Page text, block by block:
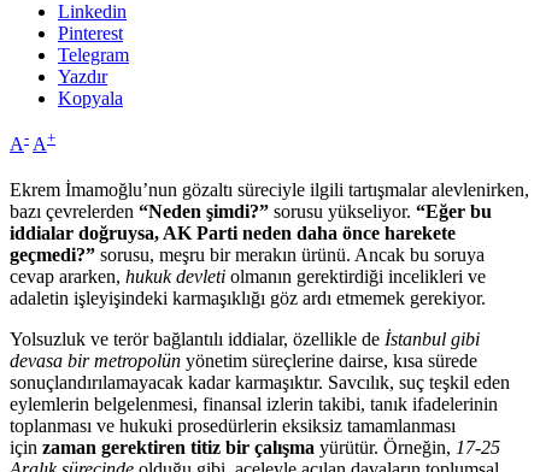
Linkedin
Pinterest
Telegram
Yazdır
Kopyala
A- A+
Ekrem İmamoğlu’nun gözaltı süreciyle ilgili tartışmalar alevlenirken,
bazı çevrelerden “Neden şimdi?” sorusu yükseliyor. “Eğer bu
iddialar doğruysa, AK Parti neden daha önce harekete
geçmedi?” sorusu, meşru bir merakın ürünü. Ancak bu soruya
cevap ararken, hukuk devleti olmanın gerektirdiği incelikleri ve
adaletin işleyişindeki karmaşıklığı göz ardı etmemek gerekiyor.
Yolsuzluk ve terör bağlantılı iddialar, özellikle de İstanbul gibi
devasa bir metropolün yönetim süreçlerine dairse, kısa sürede
sonuçlandırılamayacak kadar karmaşıktır. Savcılık, suç teşkil eden
eylemlerin belgelenmesi, finansal izlerin takibi, tanık ifadelerinin
toplanması ve hukuki prosedürlerin eksiksiz tamamlanması
için zaman gerektiren titiz bir çalışma yürütür. Örneğin, 17-25